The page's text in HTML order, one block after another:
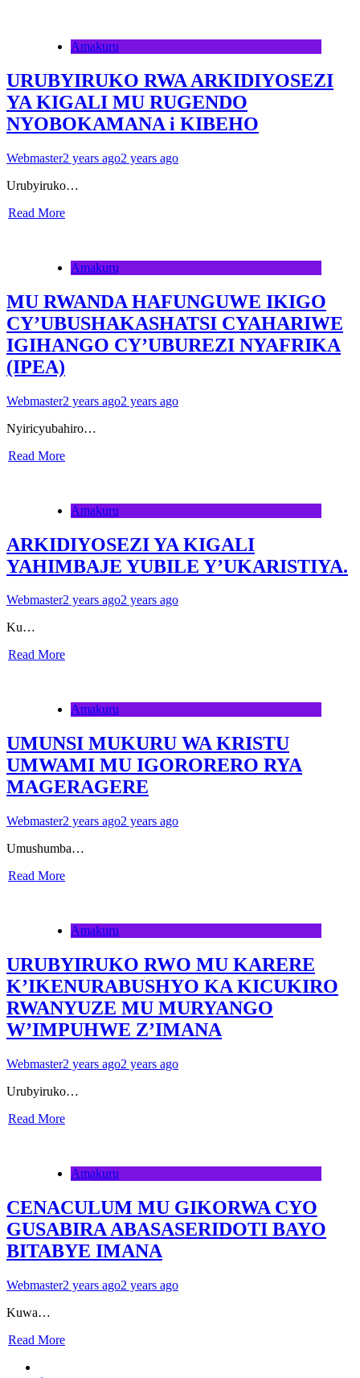
Amakuru
URUBYIRUKO RWA ARKIDIYOSEZI
YA KIGALI MU RUGENDO
NYOBOKAMANA i KIBEHO
Webmaster2 years ago2 years ago
Urubyiruko…
Read More
Amakuru
MU RWANDA HAFUNGUWE IKIGO
CY’UBUSHAKASHATSI CYAHARIWE
IGIHANGO CY’UBUREZI NYAFRIKA
(IPEA)
Webmaster2 years ago2 years ago
Nyiricyubahiro…
Read More
Amakuru
ARKIDIYOSEZI YA KIGALI
YAHIMBAJE YUBILE Y’UKARISTIYA.
Webmaster2 years ago2 years ago
Ku…
Read More
Amakuru
UMUNSI MUKURU WA KRISTU
UMWAMI MU IGORORERO RYA
MAGERAGERE
Webmaster2 years ago2 years ago
Umushumba…
Read More
Amakuru
URUBYIRUKO RWO MU KARERE
K’IKENURABUSHYO KA KICUKIRO
RWANYUZE MU MURYANGO
W’IMPUHWE Z’IMANA
Webmaster2 years ago2 years ago
Urubyiruko…
Read More
Amakuru
CENACULUM MU GIKORWA CYO
GUSABIRA ABASASERIDOTI BAYO
BITABYE IMANA
Webmaster2 years ago2 years ago
Kuwa…
Read More